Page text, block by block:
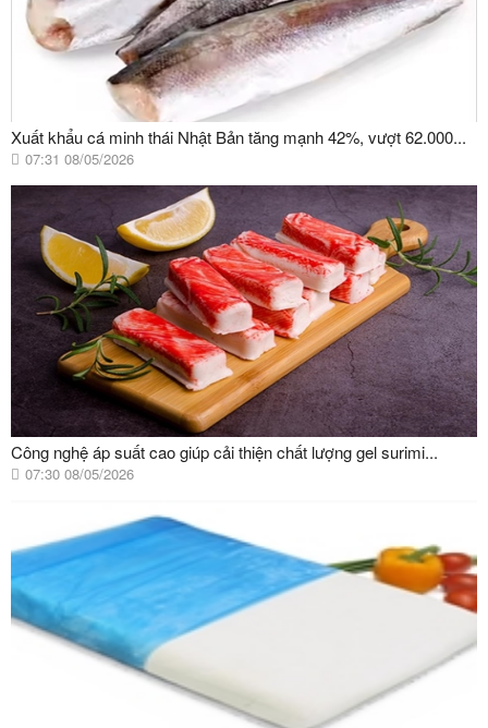
Xuất khẩu cá minh thái Nhật Bản tăng mạnh 42%, vượt 62.000...
07:31 08/05/2026
Công nghệ áp suất cao giúp cải thiện chất lượng gel surimi...
07:30 08/05/2026